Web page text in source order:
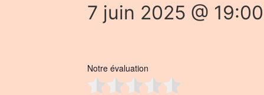
7 juin 2025 @ 19:00
Notre évaluation